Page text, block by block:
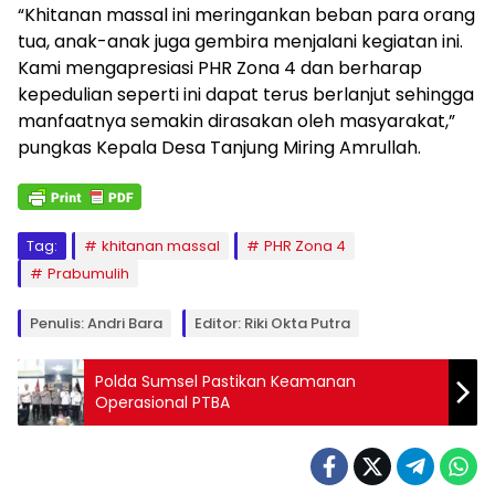
“Khitanan massal ini meringankan beban para orang
tua, anak-anak juga gembira menjalani kegiatan ini.
Kami mengapresiasi PHR Zona 4 dan berharap
kepedulian seperti ini dapat terus berlanjut sehingga
manfaatnya semakin dirasakan oleh masyarakat,”
pungkas Kepala Desa Tanjung Miring Amrullah.
Tag: khitanan massal
PHR Zona 4
Prabumulih
Penulis: Andri Bara Editor: Riki Okta Putra
Polda Sumsel Pastikan Keamanan
Operasional PTBA